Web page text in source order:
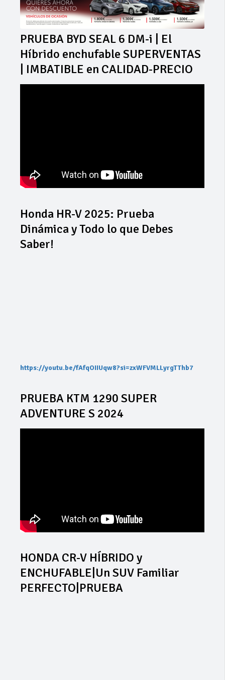
PRUEBA BYD SEAL 6 DM-i | El
Híbrido enchufable SUPERVENTAS
| IMBATIBLE en CALIDAD-PRECIO
Honda HR-V 2025: Prueba
Dinámica y Todo lo que Debes
Saber!
https://youtu.be/fAfqOIIUqw8?si=zxWFVMLLyrgTThb7
PRUEBA KTM 1290 SUPER
ADVENTURE S 2024
HONDA CR-V HÍBRIDO y
ENCHUFABLE|Un SUV Familiar
PERFECTO|PRUEBA